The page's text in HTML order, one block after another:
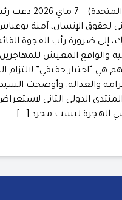
نيويورك (الأمم المتحدة) – 7
لحقوق الإنسان، آمنة
إلى ضرورة رأب الفجوة
والواقع المعيش
هي “اختبار حقيقي” لالتزام
والعدالة. ​وأوضحت
الدولي الثاني
الهجرة ليست مجرد […]